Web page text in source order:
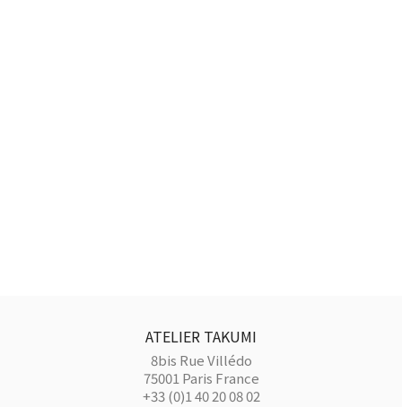
ATELIER TAKUMI
8bis Rue Villédo
75001 Paris France
+33 (0)1 40 20 08 02